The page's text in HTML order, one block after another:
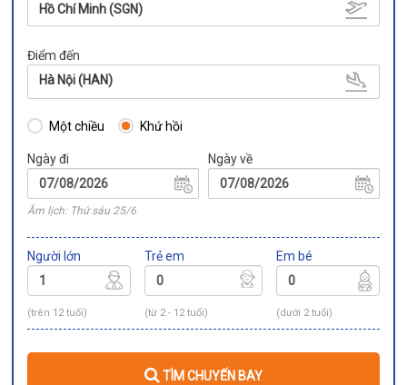
Hồ Chí Minh (SGN)
Điểm đến
Hà Nội (HAN)
Một chiều Khứ hồi
Ngày đi
Âm lịch: Thứ sáu 25/6
Ngày về
Người lớn
(trên 12 tuổi)
Trẻ em
(từ 2 - 12 tuổi)
Em bé
(dưới 2 tuổi)
TÌM CHUYẾN BAY